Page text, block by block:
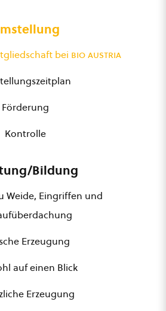
bei bio austria
Förderung
Kontrolle
Bildung
Weide, Eingriffen und
Erzeugung
auf einen Blick
Erzeugung